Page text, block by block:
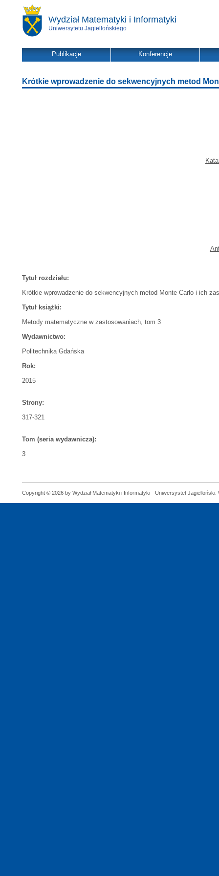
Wydział Matematyki i Informatyki
Uniwersytetu Jagiellońskiego
Publikacje Konferencje
Krótkie wprowadzenie do sekwencyjnych metod
Tytuł rozdziału:
Krótkie wprowadzenie do sekwencyjnych metod Monte Carlo i ich
Tytuł książki:
Metody matematyczne w zastosowaniach, tom 3
Wydawnictwo:
Politechnika Gdańska
Rok:
2015
Strony:
317-321
Tom (seria wydawnicza):
3
Copyright © 2026 by Wydział Matematyki i Informatyki - Uniwersystet